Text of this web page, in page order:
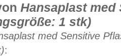
Hansaplast
1 stk)
med Sensitive
: